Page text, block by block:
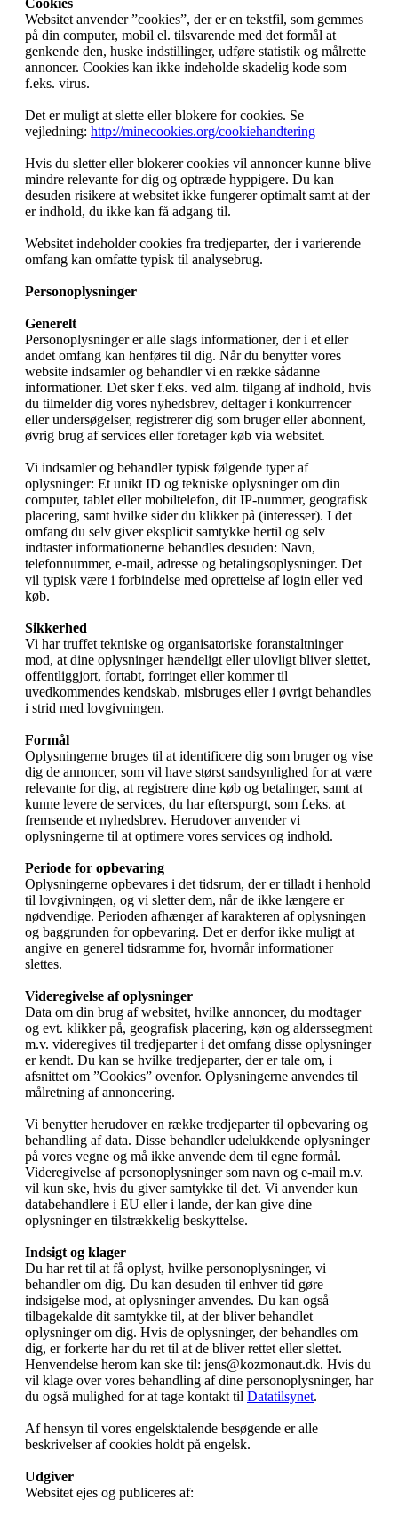
Cookies
Websitet anvender ”cookies”, der er en tekstfil, som gemmes
på din computer, mobil el. tilsvarende med det formål at
genkende den, huske indstillinger, udføre statistik og målrette
annoncer. Cookies kan ikke indeholde skadelig kode som
f.eks. virus.
Det er muligt at slette eller blokere for cookies. Se
vejledning: http://minecookies.org/cookiehandtering
Hvis du sletter eller blokerer cookies vil annoncer kunne blive
mindre relevante for dig og optræde hyppigere. Du kan
desuden risikere at websitet ikke fungerer optimalt samt at der
er indhold, du ikke kan få adgang til.
Websitet indeholder cookies fra tredjeparter, der i varierende
omfang kan omfatte typisk til analysebrug.
Personoplysninger
Generelt
Personoplysninger er alle slags informationer, der i et eller
andet omfang kan henføres til dig. Når du benytter vores
website indsamler og behandler vi en række sådanne
informationer. Det sker f.eks. ved alm. tilgang af indhold, hvis
du tilmelder dig vores nyhedsbrev, deltager i konkurrencer
eller undersøgelser, registrerer dig som bruger eller abonnent,
øvrig brug af services eller foretager køb via websitet.
Vi indsamler og behandler typisk følgende typer af
oplysninger: Et unikt ID og tekniske oplysninger om din
computer, tablet eller mobiltelefon, dit IP-nummer, geografisk
placering, samt hvilke sider du klikker på (interesser). I det
omfang du selv giver eksplicit samtykke hertil og selv
indtaster informationerne behandles desuden: Navn,
telefonnummer, e-mail, adresse og betalingsoplysninger. Det
vil typisk være i forbindelse med oprettelse af login eller ved
køb.
Sikkerhed
Vi har truffet tekniske og organisatoriske foranstaltninger
mod, at dine oplysninger hændeligt eller ulovligt bliver slettet,
offentliggjort, fortabt, forringet eller kommer til
uvedkommendes kendskab, misbruges eller i øvrigt behandles
i strid med lovgivningen.
Formål
Oplysningerne bruges til at identificere dig som bruger og vise
dig de annoncer, som vil have størst sandsynlighed for at være
relevante for dig, at registrere dine køb og betalinger, samt at
kunne levere de services, du har efterspurgt, som f.eks. at
fremsende et nyhedsbrev. Herudover anvender vi
oplysningerne til at optimere vores services og indhold.
Periode for opbevaring
Oplysningerne opbevares i det tidsrum, der er tilladt i henhold
til lovgivningen, og vi sletter dem, når de ikke længere er
nødvendige. Perioden afhænger af karakteren af oplysningen
og baggrunden for opbevaring. Det er derfor ikke muligt at
angive en generel tidsramme for, hvornår informationer
slettes.
Videregivelse af oplysninger
Data om din brug af websitet, hvilke annoncer, du modtager
og evt. klikker på, geografisk placering, køn og alderssegment
m.v. videregives til tredjeparter i det omfang disse oplysninger
er kendt. Du kan se hvilke tredjeparter, der er tale om, i
afsnittet om ”Cookies” ovenfor. Oplysningerne anvendes til
målretning af annoncering.
Vi benytter herudover en række tredjeparter til opbevaring og
behandling af data. Disse behandler udelukkende oplysninger
på vores vegne og må ikke anvende dem til egne formål.
Videregivelse af personoplysninger som navn og e-mail m.v.
vil kun ske, hvis du giver samtykke til det. Vi anvender kun
databehandlere i EU eller i lande, der kan give dine
oplysninger en tilstrækkelig beskyttelse.
Indsigt og klager
Du har ret til at få oplyst, hvilke personoplysninger, vi
behandler om dig. Du kan desuden til enhver tid gøre
indsigelse mod, at oplysninger anvendes. Du kan også
tilbagekalde dit samtykke til, at der bliver behandlet
oplysninger om dig. Hvis de oplysninger, der behandles om
dig, er forkerte har du ret til at de bliver rettet eller slettet.
Henvendelse herom kan ske til: jens@kozmonaut.dk. Hvis du
vil klage over vores behandling af dine personoplysninger, har
du også mulighed for at tage kontakt til Datatilsynet.
Af hensyn til vores engelsktalende besøgende er alle
beskrivelser af cookies holdt på engelsk.
Udgiver
Websitet ejes og publiceres af: